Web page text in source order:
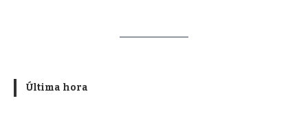
Última hora